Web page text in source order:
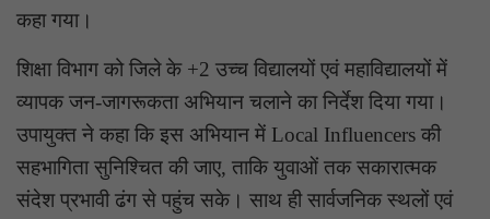
कहा गया।
शिक्षा विभाग को जिले के +2 उच्च विद्यालयों एवं महाविद्यालयों में
व्यापक जन-जागरूकता अभियान चलाने का निर्देश दिया गया।
उपायुक्त ने कहा कि इस अभियान में Local Influencers की
सहभागिता सुनिश्चित की जाए, ताकि युवाओं तक सकारात्मक
संदेश प्रभावी ढंग से पहुंच सके। साथ ही सार्वजनिक स्थलों एवं